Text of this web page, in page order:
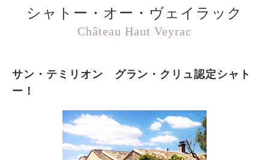
シャトー・オー・ヴェイラック
Château Haut Veyrac
サン・テミリオン グラン・クリュ認定シャト
ー！